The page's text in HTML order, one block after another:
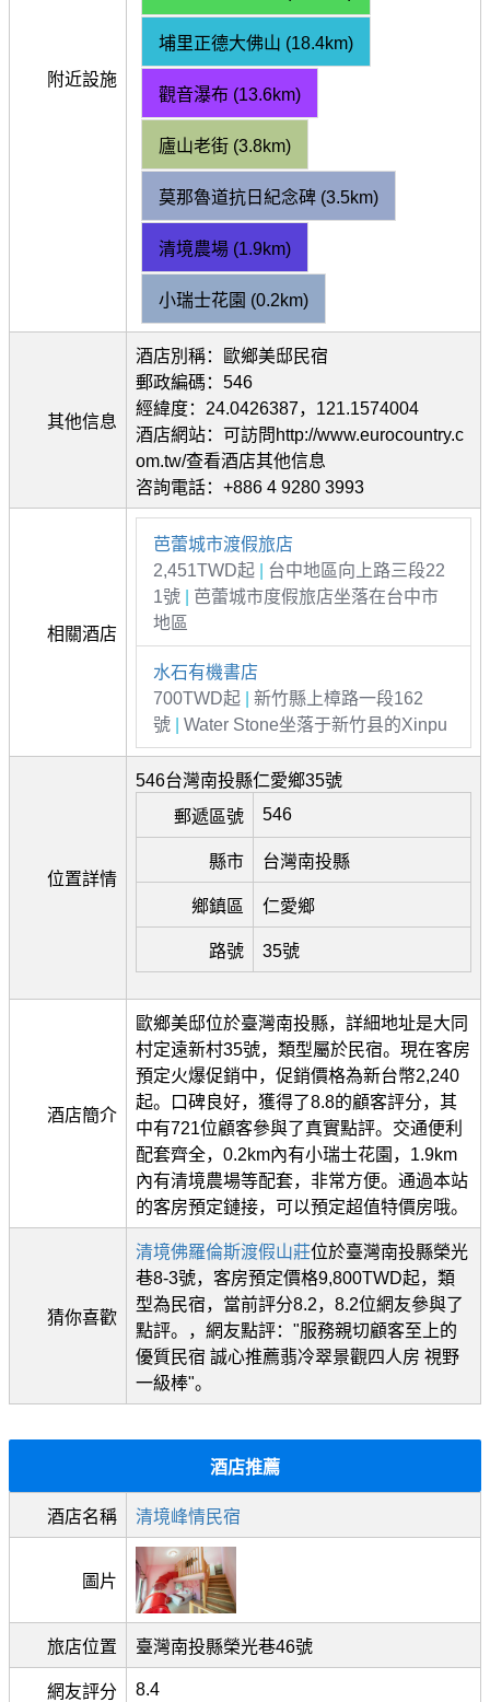
附近設施
埔里正德大佛山 (18.4km)
觀音瀑布 (13.6km)
廬山老街 (3.8km)
莫那魯道抗日紀念碑 (3.5km)
清境農場 (1.9km)
小瑞士花園 (0.2km)
其他信息
酒店別稱：歐鄉美邸民宿
郵政編碼：546
經緯度：24.0426387，121.1574004
酒店網站：可訪問http://www.eurocountry.c
om.tw/查看酒店其他信息
咨詢電話：+886 4 9280 3993
相關酒店
芭蕾城市渡假旅店
2,451TWD起
台中地區向上路三段22
1號
芭蕾城市度假旅店坐落在台中市
地區
水石有機書店
700TWD起
新竹縣上樟路一段162
號
Water Stone坐落于新竹县的Xinpu
位置詳情
546台灣南投縣仁愛鄉35號
郵遞區號
546
縣市 台灣南投縣
鄉鎮區 仁愛鄉
路號 35號
酒店簡介
歐鄉美邸位於臺灣南投縣，詳細地址是大同
村定遠新村35號，類型屬於民宿。現在客房
預定火爆促銷中，促銷價格為新台幣2,240
起。口碑良好，獲得了8.8的顧客評分，其
中有721位顧客參與了真實點評。交通便利
配套齊全，0.2km內有小瑞士花園，1.9km
內有清境農場等配套，非常方便。通過本站
的客房預定鏈接，可以預定超值特價房哦。
猜你喜歡
清境佛羅倫斯渡假山莊位於臺灣南投縣榮光
巷8-3號，客房預定價格9,800TWD起，類
型為民宿，當前評分8.2，8.2位網友參與了
點評。，網友點評："服務親切顧客至上的
優質民宿 誠心推薦翡冷翠景觀四人房 視野
一級棒"。
酒店推薦
酒店名稱 清境峰情民宿
圖片
旅店位置 臺灣南投縣榮光巷46號
網友評分 8.4